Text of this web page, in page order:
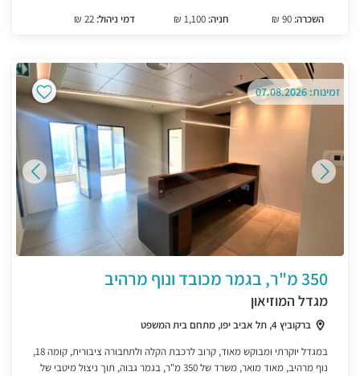
השכרה:
חניה: דמי ניהול: 22 ₪
זמינות: 07.08.2026
350 מ"ר, בגמר מכובד ונוף מרהיב
מגדל המוזיאון
ברקוביץ 4, תל אביב יפו, מתחם בית המשפט
במגדל יוקרתי ומבוקש מאוד, קרוב לרכבת הקלה ולתחבורה ציבורית, קומה 18,
נוף מרהיב, מאוד מואר, משרד של 350 מ"ר, בגמר גבוה, תוך ניצול מיטבי של